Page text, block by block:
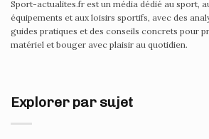
Sport-actualites.fr est un média dédié au sport,
équipements et aux loisirs sportifs, avec des
guides pratiques et des conseils concrets pour
matériel et bouger avec plaisir au quotidien.
Explorer par sujet